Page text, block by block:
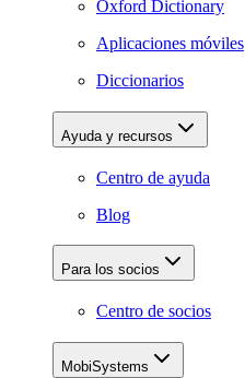
Oxford Dictionary
Aplicaciones móviles
Diccionarios
Ayuda y recursos
Centro de ayuda
Blog
Para los socios
Centro de socios
MobiSystems